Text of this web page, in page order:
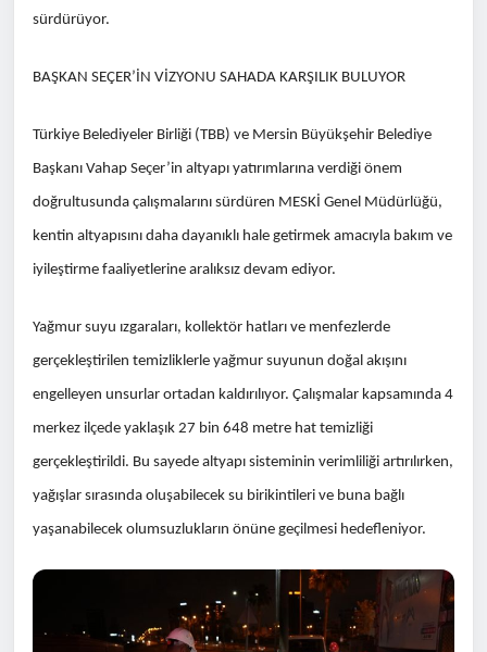
sürdürüyor.
BAŞKAN SEÇER’İN VİZYONU SAHADA KARŞILIK BULUYOR
Türkiye Belediyeler Birliği (TBB) ve Mersin Büyükşehir Belediye
Başkanı Vahap Seçer’in altyapı yatırımlarına verdiği önem
doğrultusunda çalışmalarını sürdüren MESKİ Genel Müdürlüğü,
kentin altyapısını daha dayanıklı hale getirmek amacıyla bakım ve
iyileştirme faaliyetlerine aralıksız devam ediyor.
Yağmur suyu ızgaraları, kollektör hatları ve menfezlerde
gerçekleştirilen temizliklerle yağmur suyunun doğal akışını
engelleyen unsurlar ortadan kaldırılıyor. Çalışmalar kapsamında 4
merkez ilçede yaklaşık 27 bin 648 metre hat temizliği
gerçekleştirildi. Bu sayede altyapı sisteminin verimliliği artırılırken,
yağışlar sırasında oluşabilecek su birikintileri ve buna bağlı
yaşanabilecek olumsuzlukların önüne geçilmesi hedefleniyor.